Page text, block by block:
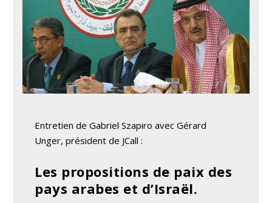
Entretien de Gabriel Szapiro avec Gérard
Unger, président de JCall :
Les propositions de paix des
pays arabes et d’Israël.